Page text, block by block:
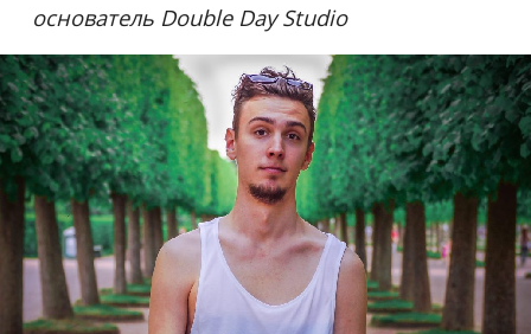
основатель Double Day Studio